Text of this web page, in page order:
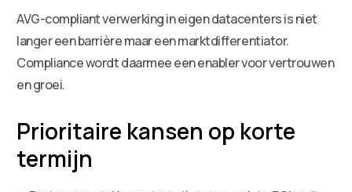
AVG-compliant verwerking in eigen datacenters is niet
langer een barrière maar een marktdifferentiator.
Compliance wordt daarmee een enabler voor vertrouwen
en groei.
Prioritaire kansen op korte
termijn